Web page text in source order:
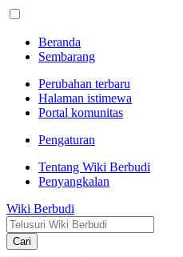
Beranda
Sembarang
Perubahan terbaru
Halaman istimewa
Portal komunitas
Pengaturan
Tentang Wiki Berbudi
Penyangkalan
Wiki Berbudi
Cari